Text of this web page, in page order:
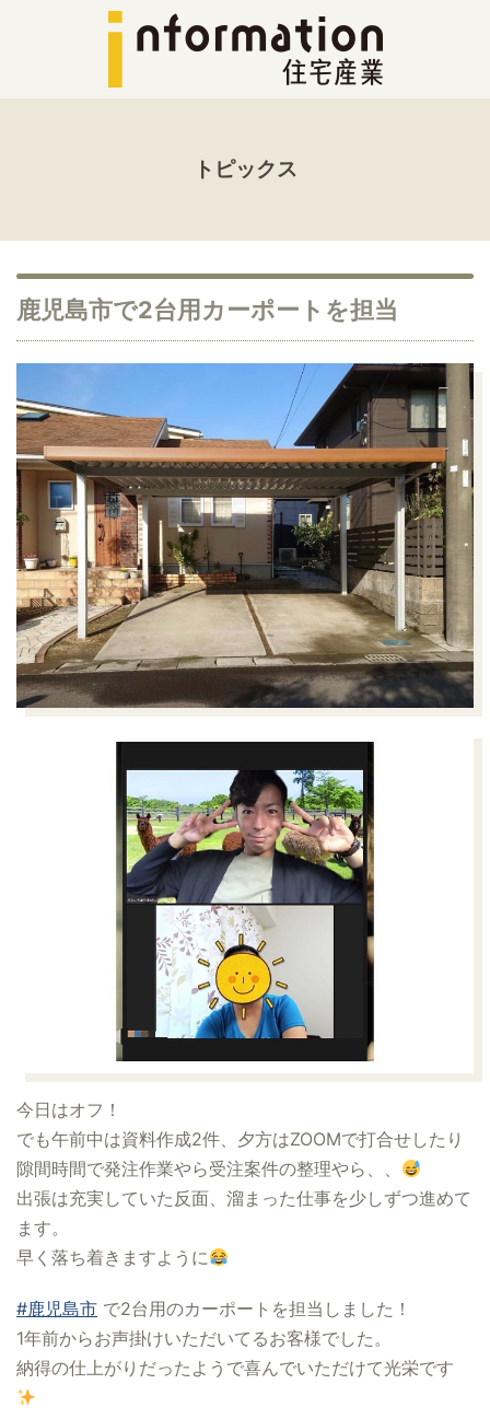
トピックス
鹿児島市で2台用カーポートを担当
今日はオフ！
でも午前中は資料作成2件、夕方はZOOMで打合せしたり
隙間時間で発注作業やら受注案件の整理やら、、
出張は充実していた反面、溜まった仕事を少しずつ進めて
ます。
早く落ち着きますように
#鹿児島市 で2台用のカーポートを担当しました！
1年前からお声掛けいただいてるお客様でした。
納得の仕上がりだったようで喜んでいただけて光栄です